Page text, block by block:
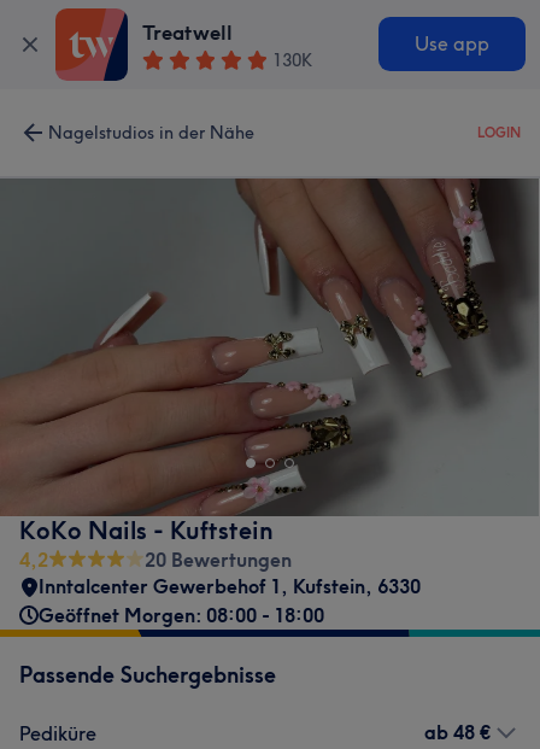
Treatwell
130K
Use app
Nagelstudios in der Nähe LOGIN
KoKo Nails - Kuftstein
4,2
20 Bewertungen
Inntalcenter Gewerbehof 1, Kufstein, 6330
Geöffnet Morgen: 08:00 - 18:00
Passende Suchergebnisse
Pediküre
ab 48 €